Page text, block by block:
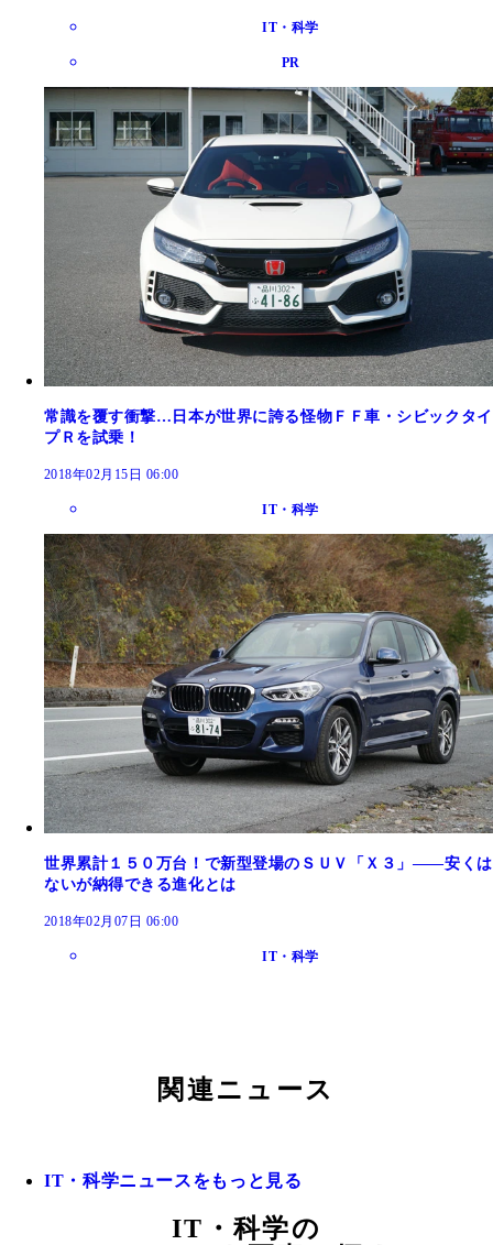
IT・科学
PR
常識を覆す衝撃…日本が世界に誇る怪物ＦＦ車・シビックタイ
プＲを試乗！
2018年02月15日 06:00
IT・科学
世界累計１５０万台！で新型登場のＳＵＶ「Ｘ３」――安くは
ないが納得できる進化とは
2018年02月07日 06:00
IT・科学
関連ニュース
IT・科学ニュースをもっと見る
IT・科学の